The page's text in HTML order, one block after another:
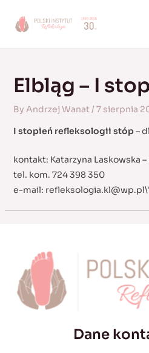
Elbląg – I
By Andrzej Wanat/7 sierpnia
I stopień refleksologii stóp–
kontakt: Katarzyna Laskowska
tel. kom. 724 398 350
e-mail: refleksologia.kl@wp.pl
Dane